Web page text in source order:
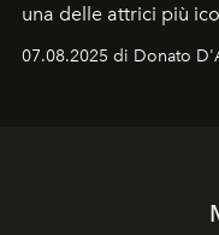
una delle attrici più
07.08.2025 di Donato